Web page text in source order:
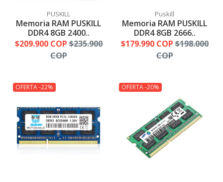
PUSKILL
Memoria RAM PUSKILL
DDR4 8GB 2400..
$209.900 COP $235.900
COP
Puskill
Memoria RAM PUSKILL
DDR4 8GB 2666..
$179.990 COP $198.000
COP
OFERTA -22% OFERTA -20%